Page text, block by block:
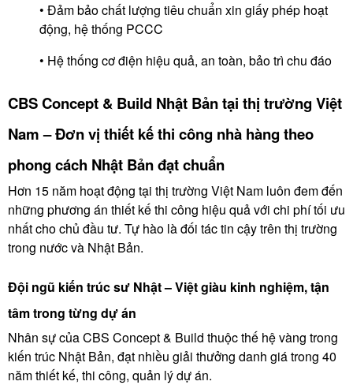
• Đảm bảo chất lượng tiêu chuẩn xin giấy phép hoạt
động, hệ thống PCCC
• Hệ thống cơ điện hiệu quả, an toàn, bảo trì chu đáo
CBS Concept & Build Nhật Bản tại thị trường Việt
Nam – Đơn vị thiết kế thi công nhà hàng theo
phong cách Nhật Bản đạt chuẩn
Hơn 15 năm hoạt động tại thị trường Việt Nam luôn đem đến
những phương án thiết kế thi công hiệu quả với chi phí tối ưu
nhất cho chủ đầu tư. Tự hào là đối tác tin cậy trên thị trường
trong nước và Nhật Bản.
Đội ngũ kiến trúc sư Nhật – Việt giàu kinh nghiệm, tận
tâm trong từng dự án
Nhân sự của CBS Concept & Build thuộc thế hệ vàng trong
kiến trúc Nhật Bản, đạt nhiều giải thưởng danh giá trong 40
năm thiết kế, thi công, quản lý dự án.